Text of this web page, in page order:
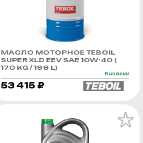
МАСЛО МОТОРНОЕ TEBOIL
SUPER XLD EEV SAE 10W-40 (
170 KG / 198 L)
В наличии
53 415 ₽